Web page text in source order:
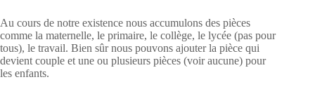
Au cours de notre existence nous accumulons des pièces
comme la maternelle, le primaire, le collège, le lycée (pas pour
tous), le travail. Bien sûr nous pouvons ajouter la pièce qui
devient couple et une ou plusieurs pièces (voir aucune) pour
les enfants.